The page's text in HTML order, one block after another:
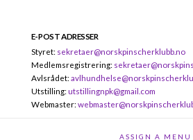
E-POST ADRESSER
Styret: sekretaer@norskpinscherklubb.no
Medlemsregistrering:
Avlsrådet:
Utstilling:utstillingnpk@gmail.com
Webmaster:
ASSIGN A MENU